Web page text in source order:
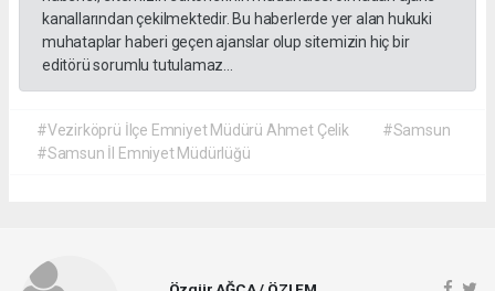
kanallarından çekilmektedir. Bu haberlerde yer alan hukuki
muhataplar haberi geçen ajanslar olup sitemizin hiç bir
editörü sorumlu tutulamaz...
#Vezirköprü İlçe Emniyet Müdürü Ahmet Çelik
#Samsun
#Samsun İl Emniyet Müdürlüğü